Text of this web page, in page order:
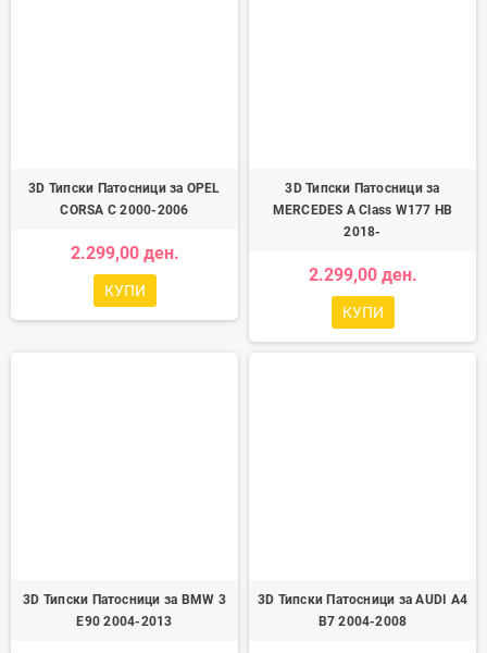
3D Типски Патосници за OPEL
CORSA C 2000-2006
2.299,00 ден.
КУПИ
3D Типски Патосници за
MERCEDES A Class W177 HB
2018-
2.299,00 ден.
КУПИ
3D Типски Патосници за BMW 3
E90 2004-2013
3D Типски Патосници за AUDI A4
B7 2004-2008